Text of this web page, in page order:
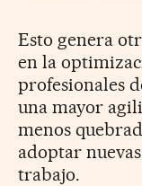
Esto genera
en la
profesionales
una mayor
menos
adoptar
trabajo.